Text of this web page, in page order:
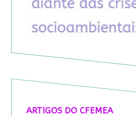
ARTIGOS DO CFEMEA